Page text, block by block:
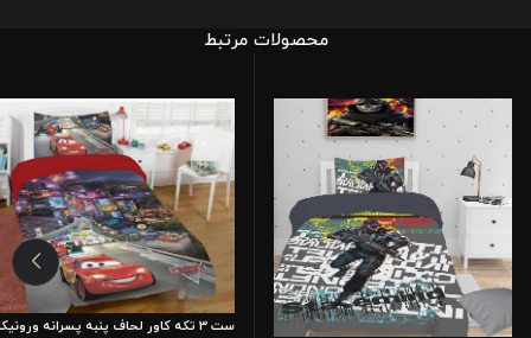
محصولات مرتبط
ست 3 تکه کاور لحاف پنبه پسرانه